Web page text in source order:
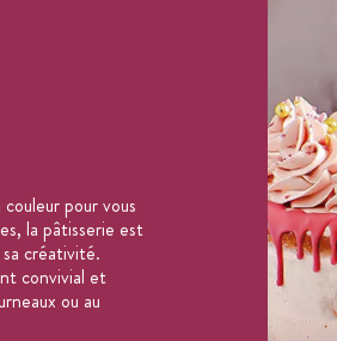
pour vous
la pâtisserie est
créativité.
convivial et
ou au